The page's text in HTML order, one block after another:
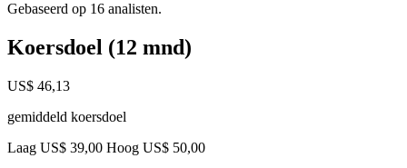
Gebaseerd op 16 analisten.
Koersdoel (12 mnd)
US$ 46,13
gemiddeld koersdoel
Laag US$ 39,00 Hoog US$ 50,00